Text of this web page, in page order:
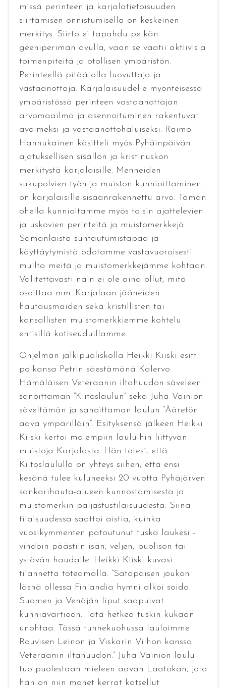
missä perinteen ja karjalatietoisuuden
siirtämisen onnistumisella on keskeinen
merkitys. Siirto ei tapahdu pelkän
geeniperimän avulla, vaan se vaatii aktiivisia
toimenpiteitä ja otollisen ympäristön.
Perinteellä pitää olla luovuttaja ja
vastaanottaja. Karjalaisuudelle myönteisessä
ympäristössä perinteen vastaanottajan
arvomaailma ja asennoituminen rakentuvat
avoimeksi ja vastaanottohaluiseksi. Raimo
Hannukainen käsitteli myös Pyhäinpäivän
ajatuksellisen sisällön ja kristinuskon
merkitystä karjalaisille. Menneiden
sukupolvien työn ja muiston kunnioittaminen
on karjalaisille sisäänrakennettu arvo. Tämän
ohella kunnioitamme myös toisin ajattelevien
ja uskovien perinteitä ja muistomerkkejä.
Samanlaista suhtautumistapaa ja
käyttäytymistä odotamme vastavuoroisesti
muilta meitä ja muistomerkkejämme kohtaan.
Valitettavasti näin ei ole aina ollut, mitä
osoittaa mm. Karjalaan jääneiden
hautausmaiden sekä kristillisten tai
kansallisten muistomerkkiemme kohtelu
entisillä kotiseuduillamme.
Ohjelman jälkipuoliskolla Heikki Kiiski esitti
poikansa Petrin säestämänä Kalervo
Hämäläisen Veteraanin iltahuudon säveleen
sanoittaman ”Kiitoslaulun” sekä Juha Vainion
säveltämän ja sanoittaman laulun ”Ääretön
aava ympärilläin”. Esityksensä jälkeen Heikki
Kiiski kertoi molempiin lauluihin liittyvän
muistoja Karjalasta. Hän totesi, että
Kiitoslaululla on yhteys siihen, että ensi
kesänä tulee kuluneeksi 20 vuotta Pyhäjärven
sankarihauta-alueen kunnostamisesta ja
muistomerkin paljastustilaisuudesta. Siinä
tilaisuudessa saattoi aistia, kuinka
vuosikymmenten patoutunut tuska laukesi -
vihdoin päästiin isän, veljen, puolison tai
ystävän haudalle. Heikki Kiiski kuvasi
tilannetta toteamalla: ”Satapäisen joukon
läsnä ollessa Finlandia hymni alkoi soida.
Suomen ja Venäjän liput saapuivat
kunniavartioon. Tätä hetkeä tuskin kukaan
unohtaa. Tässä tunnekuohussa lauloimme
Rouvisen Leinon ja Viskarin Vilhon kanssa
Veteraanin iltahuudon.” Juha Vainion laulu
tuo puolestaan mieleen aavan Laatokan, jota
hän on niin monet kerrat katsellut